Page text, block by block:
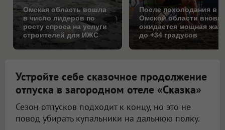
Омская область вошла
в число лидеров по
росту спроса на услуги
строителей для ИЖС
После похолодания в
Омской области вновь
ожидается мощная
до +34 градусов
Устройте себе сказочное продолжение
отпуска в загородном отеле «Сказка»
Сезон отпусков подходит к концу, но это не
повод убирать купальники на дальнюю полку.